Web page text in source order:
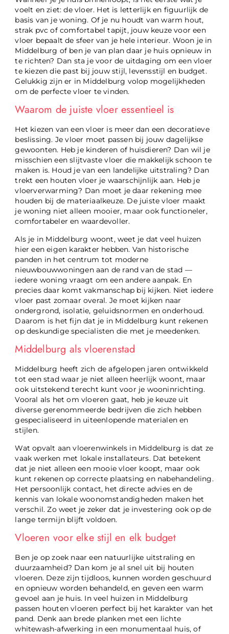
voelt en ziet: de vloer. Het is letterlijk en figuurlijk de
basis van je woning. Of je nu houdt van warm hout,
strak pvc of comfortabel tapijt, jouw keuze voor een
vloer bepaalt de sfeer van je hele interieur. Woon je in
Middelburg of ben je van plan daar je huis opnieuw in
te richten? Dan sta je voor de uitdaging om een vloer
te kiezen die past bij jouw stijl, levensstijl en budget.
Gelukkig zijn er in Middelburg volop mogelijkheden
om de perfecte vloer te vinden.
Waarom de juiste vloer essentieel is
Het kiezen van een vloer is meer dan een decoratieve
beslissing. Je vloer moet passen bij jouw dagelijkse
gewoonten. Heb je kinderen of huisdieren? Dan wil je
misschien een slijtvaste vloer die makkelijk schoon te
maken is. Houd je van een landelijke uitstraling? Dan
trekt een houten vloer je waarschijnlijk aan. Heb je
vloerverwarming? Dan moet je daar rekening mee
houden bij de materiaalkeuze. De juiste vloer maakt
je woning niet alleen mooier, maar ook functioneler,
comfortabeler en waardevoller.
Als je in Middelburg woont, weet je dat veel huizen
hier een eigen karakter hebben. Van historische
panden in het centrum tot moderne
nieuwbouwwoningen aan de rand van de stad —
iedere woning vraagt om een andere aanpak. En
precies daar komt vakmanschap bij kijken. Niet iedere
vloer past zomaar overal. Je moet kijken naar
ondergrond, isolatie, geluidsnormen en onderhoud.
Daarom is het fijn dat je in Middelburg kunt rekenen
op deskundige specialisten die met je meedenken.
Middelburg als vloerenstad
Middelburg heeft zich de afgelopen jaren ontwikkeld
tot een stad waar je niet alleen heerlijk woont, maar
ook uitstekend terecht kunt voor je wooninrichting.
Vooral als het om vloeren gaat, heb je keuze uit
diverse gerenommeerde bedrijven die zich hebben
gespecialiseerd in uiteenlopende materialen en
stijlen.
Wat opvalt aan vloerenwinkels in Middelburg is dat ze
vaak werken met lokale installateurs. Dat betekent
dat je niet alleen een mooie vloer koopt, maar ook
kunt rekenen op correcte plaatsing en nabehandeling.
Het persoonlijk contact, het directe advies en de
kennis van lokale woonomstandigheden maken het
verschil. Zo weet je zeker dat je investering ook op de
lange termijn blijft voldoen.
Vloeren voor elke stijl en elk budget
Ben je op zoek naar een natuurlijke uitstraling en
duurzaamheid? Dan kom je al snel uit bij houten
vloeren. Deze zijn tijdloos, kunnen worden geschuurd
en opnieuw worden behandeld, en geven een warm
gevoel aan je huis. In veel huizen in Middelburg
passen houten vloeren perfect bij het karakter van het
pand. Denk aan brede planken met een lichte
whitewash-afwerking in een monumentaal huis, of